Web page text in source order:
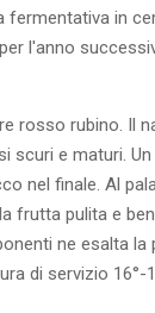
fermentativa in
l'anno
rosso rubino. Il
scuri e maturi.
nel finale. Al
frutta pulita e
ne esalta la
di servizio 16°-